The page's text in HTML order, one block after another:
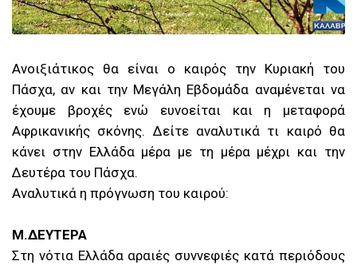
Ανοιξιάτικος θα είναι ο καιρός την Κυριακή του
Πάσχα, αν και την Μεγάλη Εβδομάδα αναμένεται να
έχουμε βροχές ενώ ευνοείται και η μεταφορά
Αφρικανικής σκόνης. Δείτε αναλυτικά τι καιρό θα
κάνει στην Ελλάδα μέρα με τη μέρα μέχρι και την
Δευτέρα του Πάσχα.
Αναλυτικά η πρόγνωση του καιρού:
Μ.ΔΕΥΤΕΡΑ
Στη νότια Ελλάδα αραιές συννεφιές κατά περιόδους